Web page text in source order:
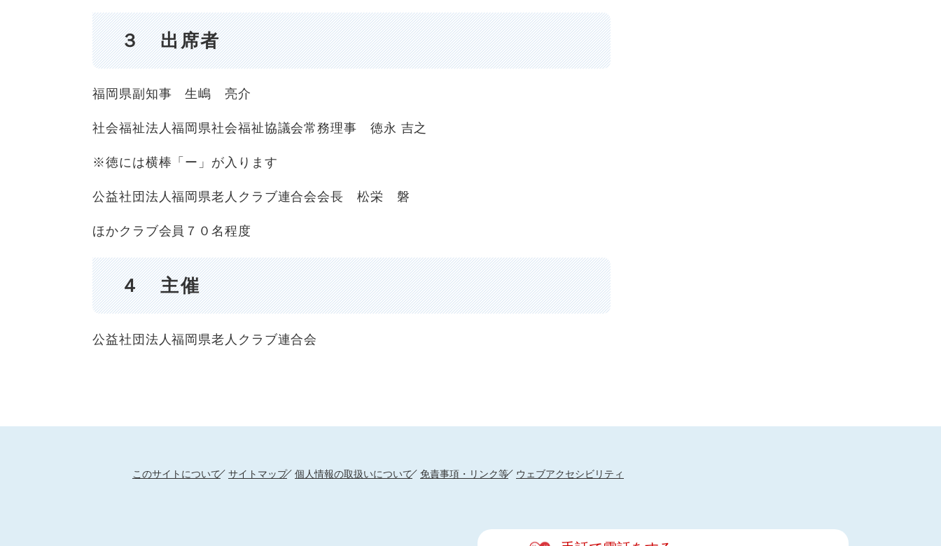
３ 出席者
福岡県副知事 生嶋 亮介
社会福祉法人福岡県社会福祉協議会常務理事 徳永 吉之
※徳には横棒「ー」が入ります
公益社団法人福岡県老人クラブ連合会会長 松栄 磐
ほかクラブ会員７０名程度
４ 主催
公益社団法人福岡県老人クラブ連合会
このサイトについて サイトマップ 個人情報の取扱いについて 免責事項・リンク等 ウェブアクセシビリティ